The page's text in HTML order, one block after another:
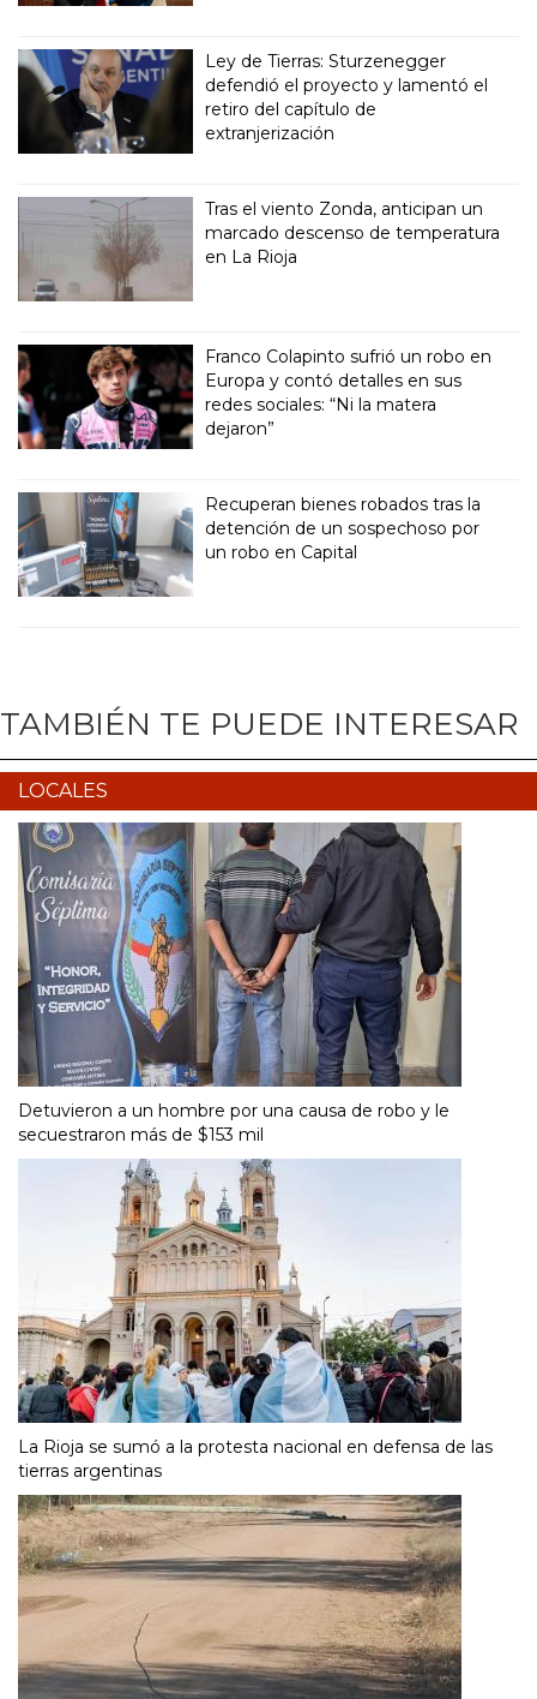
Ley de Tierras: Sturzenegger
defendió el proyecto y lamentó el
retiro del capítulo de
extranjerización
Tras el viento Zonda, anticipan un
marcado descenso de temperatura
en La Rioja
Franco Colapinto sufrió un robo en
Europa y contó detalles en sus
redes sociales: “Ni la matera
dejaron”
Recuperan bienes robados tras la
detención de un sospechoso por
un robo en Capital
TAMBIÉN TE PUEDE INTERESAR
LOCALES
Detuvieron a un hombre por una causa de robo y le
secuestraron más de $153 mil
La Rioja se sumó a la protesta nacional en defensa de las
tierras argentinas